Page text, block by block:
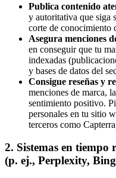
Publica contenido
y autoritativa que siga
corte de conocimiento
Asegura menciones
en conseguir que tu
indexadas
y bases de datos del
Consigue reseñas y
menciones de marca,
sentimiento positivo.
personales en tu sitio
terceros como
2. Sistemas en tiempo
(p. ej., Perplexity,